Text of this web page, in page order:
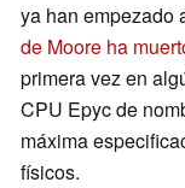
ya han empezado
de Moore ha
primera vez en
CPU Epyc de
máxima
físicos.